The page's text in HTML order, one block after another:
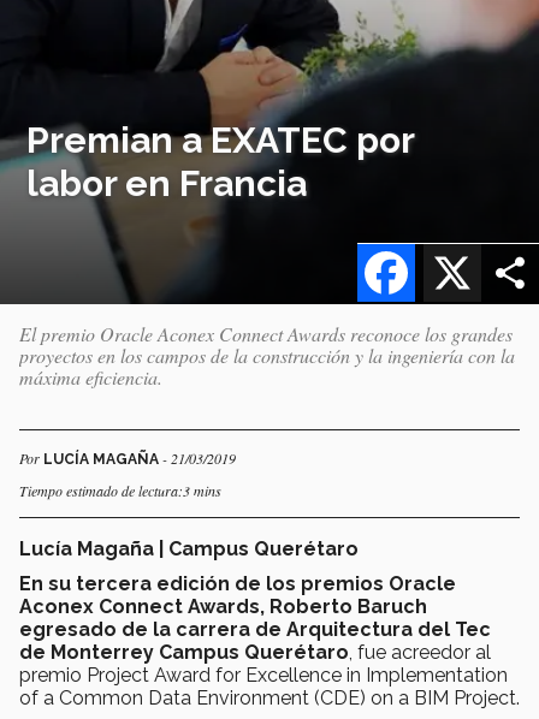
Premian a EXATEC por
labor en Francia
X
Facebook
El premio Oracle Aconex Connect Awards reconoce los grandes
proyectos en los campos de la construcción y la ingeniería con la
máxima eficiencia.
Por LUCÍA MAGAÑA - 21/03/2019
Tiempo estimado de lectura:3 mins
Lucía Magaña | Campus Querétaro
En su tercera edición de los premios Oracle
Aconex Connect Awards, Roberto Baruch
egresado de la carrera de Arquitectura del Tec
de Monterrey Campus Querétaro , fue acreedor al
premio Project Award for Excellence in Implementation
of a Common Data Environment (CDE) on a BIM Project.